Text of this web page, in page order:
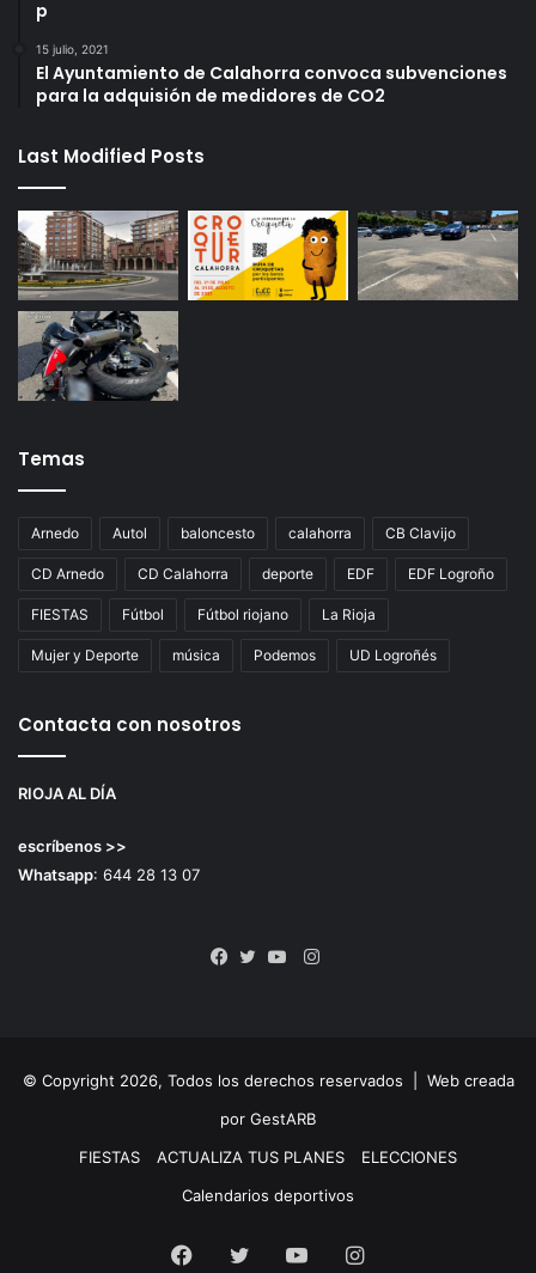
p
15 julio, 2021
El Ayuntamiento de Calahorra convoca subvenciones
para la adquisión de medidores de CO2
Last Modified Posts
Temas
Arnedo Autol baloncesto calahorra CB Clavijo
CD Arnedo CD Calahorra deporte EDF EDF Logroño
FIESTAS Fútbol Fútbol riojano La Rioja
Mujer y Deporte música Podemos UD Logroñés
Contacta con nosotros
RIOJA AL DÍA
escríbenos >>
Whatsapp: 644 28 13 07
Instagram
© Copyright 2026, Todos los derechos reservados | Web creada
por GestARB
FIESTAS
ACTUALIZA TUS PLANES
ELECCIONES
Calendarios deportivos
Facebook
Twitter YouTubeInstagram